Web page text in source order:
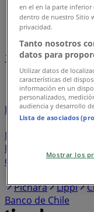
Índice de
1 345
12
Unimarc
Lider
Falabella
Servipag
HomeCenter
Mayorista 10
Maicao
Super
CrediChile
Pichara
Lippi
Banco de Chile
en el en la parte inferior
dentro de nuestro Sitio
privacidad.
Tanto nosotros
datos para
Utilizar datos de
características del
información en un
personalizados,
audiencia y desarrollo
Lista de asociados
Mostrar los